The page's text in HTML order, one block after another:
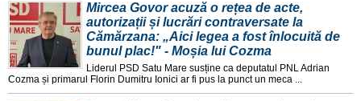
Mircea Govor acuză o rețea de acte,
autorizații și lucrări contraversate la
Cămărzana: „Aici legea a fost înlocuită de
bunul plac!" - Moșia lui Cozma
Liderul PSD Satu Mare susține ca deputatul PNL Adrian
Cozma și primarul Florin Dumitru Ionici ar fi pus la punct un meca ...